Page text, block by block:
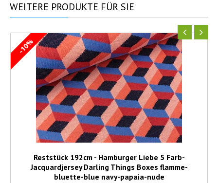
WEITERE PRODUKTE FÜR SIE
-10%
Reststück 192cm - Hamburger Liebe 5 Farb-
Jacquardjersey Darling Things Boxes flamme-
bluette-blue navy-papaia-nude